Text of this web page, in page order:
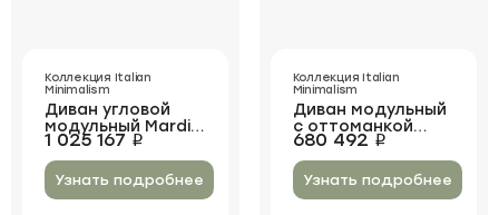
Диван угловой
модульный Mardin
Corner
Коллекция Italian
Minimalism
1 025 167 i
Узнать подробнее
Диван модульный
с оттоманкой
Mardin with
Ottoman
Коллекция Italian
Minimalism
680 492 i
Узнать подробнее